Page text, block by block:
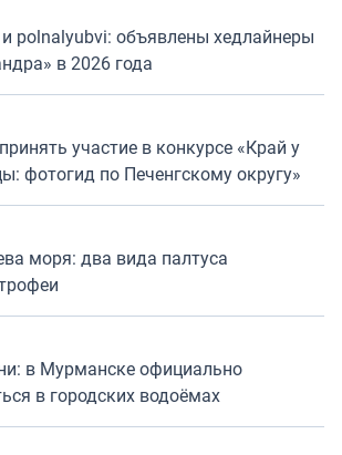
polnalyubvi: объявлены хедлайнеры
в 2026 года
участие в конкурсе «Край у
фотогид по Печенгскому округу»
моря: два вида палтуса
в Мурманске официально
в городских водоёмах